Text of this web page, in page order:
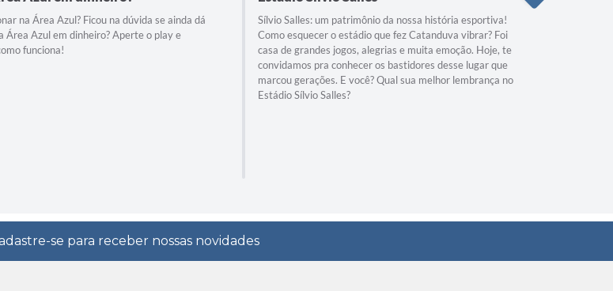
na Área Azul? Ficou na dúvida se ainda dá
Área Azul em dinheiro? Aperte o play e
funciona!
Sílvio Salles: um patrimônio da nossa história esportiva!
Como esquecer o estádio que fez Catanduva vibrar? Foi
casa de grandes jogos, alegrias e muita emoção. Hoje, te
convidamos pra conhecer os bastidores desse lugar que
marcou gerações. E você? Qual sua melhor lembrança no
Estádio Sílvio Salles?
se para receber nossas novidades